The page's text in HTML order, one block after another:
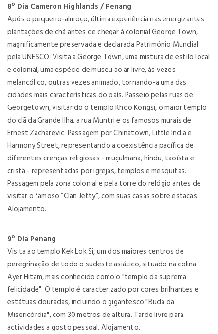
8º Dia Cameron Highlands / Penang
Após o pequeno-almoço, última experiência nas energizantes
plantações de chá antes de chegar à colonial George Town,
magnificamente preservada e declarada Património Mundial
pela UNESCO. Visita a George Town, uma mistura de estilo local
e colonial, uma espécie de museu ao ar livre, às vezes
melancólico, outras vezes animado, tornando-a uma das
cidades mais características do país. Passeio pelas ruas de
Georgetown, visitando o templo Khoo Kongsi, o maior templo
do clã da Grande Ilha, a rua Muntri e os famosos murais de
Ernest Zacharevic. Passagem por Chinatown, Little India e
Harmony Street, representando a coexistência pacífica de
diferentes crenças religiosas - muçulmana, hindu, taoísta e
cristã - representadas por igrejas, templos e mesquitas.
Passagem pela zona colonial e pela torre do relógio antes de
visitar o famoso “Clan Jetty”, com suas casas sobre estacas.
Alojamento.
9º Dia Penang
Visita ao templo Kek Lok Si, um dos maiores centros de
peregrinação de todo o sudeste asiático, situado na colina
Ayer Hitam, mais conhecido como o "templo da suprema
felicidade". O templo é caracterizado por cores brilhantes e
estátuas douradas, incluindo o gigantesco "Buda da
Misericórdia", com 30 metros de altura. Tarde livre para
actividades a gosto pessoal. Alojamento.